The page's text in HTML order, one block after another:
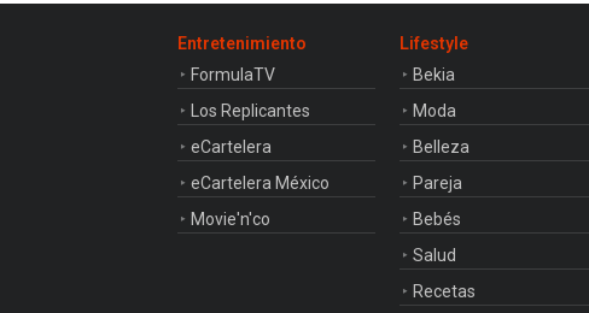
Entretenimiento
FormulaTV
Los Replicantes
eCartelera
eCartelera México
Movie'n'co
Lifestyle
Bekia
Moda
Belleza
Pareja
Bebés
Salud
Recetas